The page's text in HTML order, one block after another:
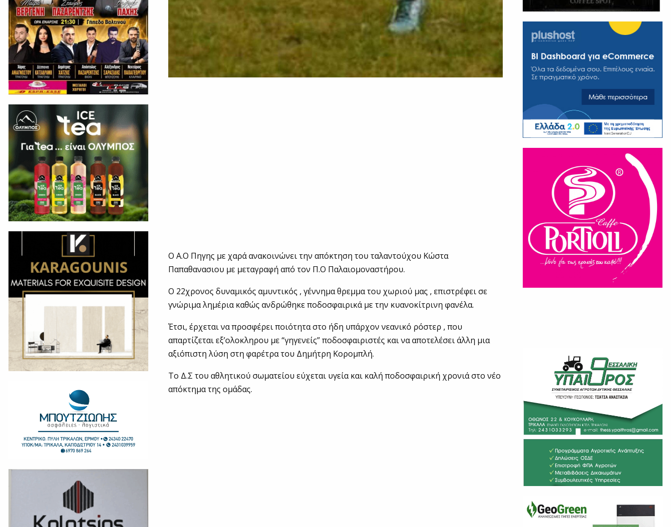
Ο Α.Ο Πηγης με χαρά ανακοινώνει την απόκτηση του ταλαντούχου Κώστα
Παπαθανασιου με μεταγραφή από τον Π.Ο Παλαιομοναστήρου.
Ο 22χρονος δυναμικός αμυντικός , γέννημα θρεμμα του χωριού μας , επιστρέφει σε
γνώριμα λημέρια καθώς ανδρώθηκε ποδοσφαιρικά με την κυανοκίτρινη φανέλα.
Έτσι, έρχεται να προσφέρει ποιότητα στο ήδη υπάρχον νεανικό ρόστερ , που
απαρτίζεται εξ’ολοκληρου με “γηγενείς” ποδοσφαιριστές και να αποτελέσει άλλη μια
αξιόπιστη λύση στη φαρέτρα του Δημήτρη Κορομπλή.
Το Δ.Σ του αθλητικού σωματείου εύχεται υγεία και καλή ποδοσφαιρική χρονιά στο νέο
απόκτημα της ομάδας.